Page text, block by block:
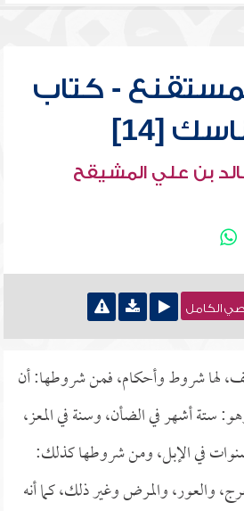
- كتاب
[14]
بن علي المشيقح
الكامل
لها شروط وأحكام، فمن شروطها: أن
ستة أشهر في الضأن، وسنة في المعز،
في الإبل، ومن شروطها كذلك:
والعور، والمرض وغير ذلك، كما أنه